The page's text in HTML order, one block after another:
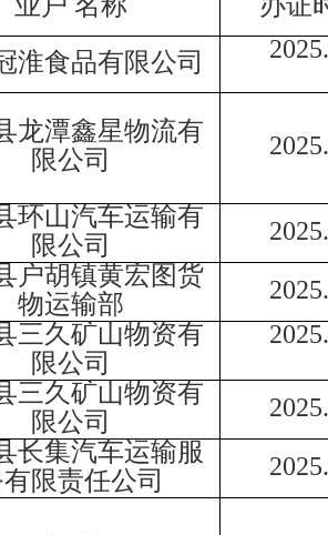
淮食品有限公司
龙潭鑫星物流有
限公司
环山汽车运输有
限公司
户胡镇黄宏图货
物运输部
三久矿山物资有
限公司
三久矿山物资有
限公司
长集汽车运输服
限责任公司